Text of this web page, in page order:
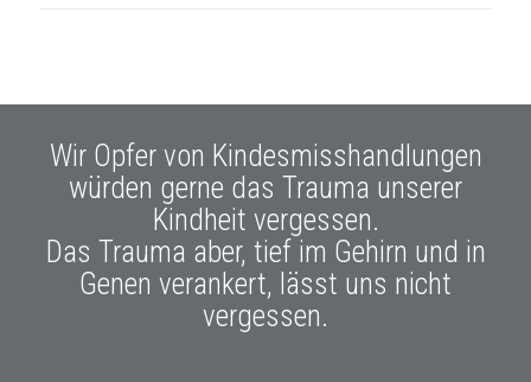
Wir Opfer von Kindesmisshandlungen
würden gerne das Trauma unserer
Kindheit vergessen.
Das Trauma aber, tief im Gehirn und in
Genen verankert, lässt uns nicht
vergessen.